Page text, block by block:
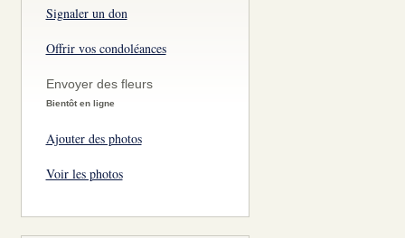
Signaler un don
Offrir vos condoléances
Envoyer des fleurs
Bientôt en ligne
Ajouter des photos
Voir les photos